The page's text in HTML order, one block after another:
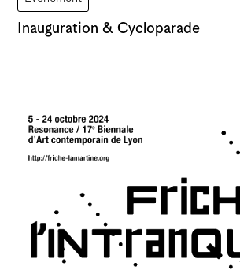
Inauguration & Cycloparade